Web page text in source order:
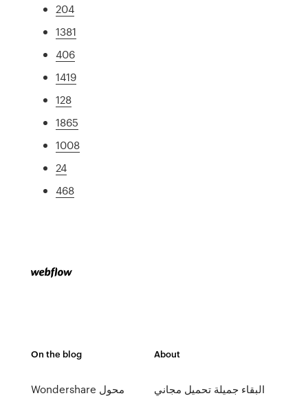
204
1381
406
1419
128
1865
1008
24
468
On the blog
Wondershare محول
About
البقاء جميلة تحميل مجاني